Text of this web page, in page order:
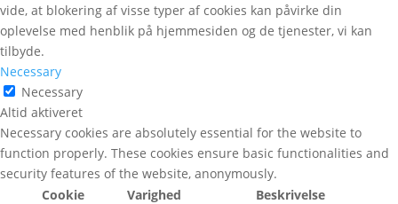
vide, at blokering af visse typer af cookies kan påvirke din
oplevelse med henblik på hjemmesiden og de tjenester, vi kan
tilbyde.
Necessary
Necessary
Altid aktiveret
Necessary cookies are absolutely essential for the website to
function properly. These cookies ensure basic functionalities and
security features of the website, anonymously.
Cookie
Varighed Beskrivelse